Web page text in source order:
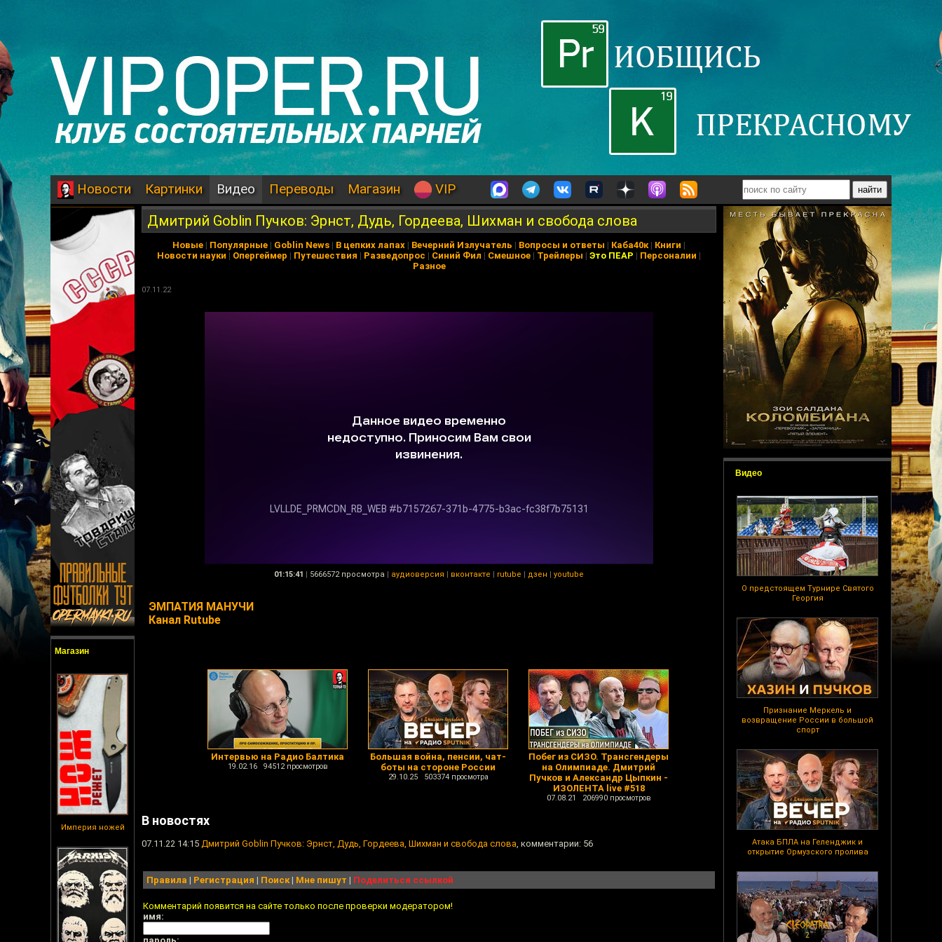
Новости Картинки Видео Переводы Магазин VIP
Магазин
Империя ножей
Видео
О предстоящем Турнире Святого
Георгия
Признание Меркель и
возвращение России в большой
спорт
Атака БПЛА на Геленджик и
открытие Ормузского пролива
Дмитрий Goblin Пучков: Эрнст, Дудь, Гордеева, Шихман и свобода слова
Новые | Популярные | Goblin News | В цепких лапах | Вечерний Излучатель | Вопросы и ответы | Каба40к| Книги |
Новости науки | Опергеймер | Путешествия | Разведопрос | Синий Фил | Смешное | Трейлеры | Это ПЕАР | Персоналии |
Разное
07.11.22
01:15:41 | 5666572 просмотра | аудиоверсия | вконтакте | rutube | дзен | youtube
ЭМПАТИЯ МАНУЧИ
Канал Rutube
Интервью на Радио Балтика
19.02.16 94512 просмотров
Большая война, пенсии, чат-
боты на стороне России
29.10.25 503374 просмотра
Побег из СИЗО. Трансгендеры
на Олимпиаде. Дмитрий
Пучков и Александр Цыпкин -
ИЗОЛЕНТА live #518
07.08.21 206990 просмотров
В новостях
07.11.22 14:15 Дмитрий Goblin Пучков: Эрнст, Дудь, Гордеева, Шихман и свобода слова, комментарии: 56
Правила | Регистрация | Поиск| Мне пишут | Поделиться ссылкой
Комментарий появится на сайте только после проверки модератором!
имя: